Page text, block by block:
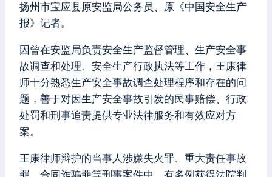
扬州市宝应县原安监局公务员、原《中国安全生产
报》记者。
因曾在安监局负责安全生产监督管理、生产安全事
故调查和处理、安全生产行政执法等工作，王康律
师十分熟悉生产安全事故调查处理程序和存在的问
题，善于对因生产安全事故引发的民事赔偿、行政
处罚和刑事追责提供专业法律服务和有效应对方
案。
王康律师辩护的当事人涉嫌失火罪、重大责任事故
罪、合同诈骗罪等刑事案件中，有多例获得法院判